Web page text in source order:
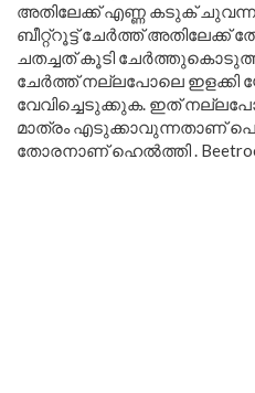
അതിലേക്ക് എണ്ണ കടുക് ചുവന്ന
ബീറ്റ്റൂട്ട് ചേർത്ത് അതിലേക്ക്
ചതച്ചത് കൂടി
ചേർത്ത് നല്ലപോലെ ഇളക്കി
വേവിച്ചെടുക്കുക. ഇത്
മാത്രം എടുക്കാവുന്നതാണ്
തോരനാണ് ഹെൽത്തി . Beetroot